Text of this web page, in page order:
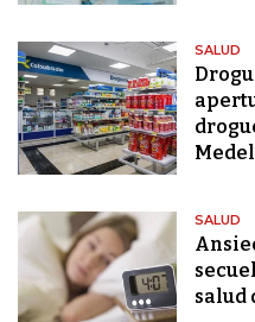
SALUD
SALUD
salud